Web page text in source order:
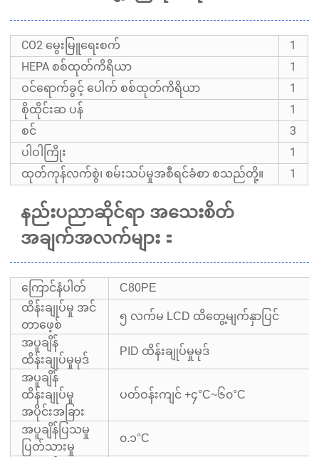
CO2 မွေးမြူရေးစက်
1
HEPA စစ်ထုတ်ကိရိယာ
1
ဝင်ရောက်ခွင့် ပေါက် စစ်ထုတ်ကိရိယာ
1
စိုထိုင်းဆ ပန်
1
စင်
3
ပါဝါကြိုး
1
ထုတ်ကုန်လက်စွဲ၊ စမ်းသပ်မှုအစီရင်ခံစာ စသည်တို့။
1
နည်းပညာဆိုင်ရာ အသေးစိတ်
အချက်အလက်များ ：
ကြောင်နံပါတ်
C80PE
ထိန်းချုပ်မှု အင်
တာဖေ့စ်
၅ လက်မ LCD ထိတွေ့မျက်နှာပြင်
အပူချိန်
ထိန်းချုပ်မှုမုဒ်
PID ထိန်းချုပ်မှုမုဒ်
အပူချိန်
ထိန်းချုပ်မှု
အပိုင်းအခြား
ပတ်ဝန်းကျင် +၄°C~၆၀°C
အပူချိန်ပြသမှု
ပြတ်သားမှု
၀.၁°C